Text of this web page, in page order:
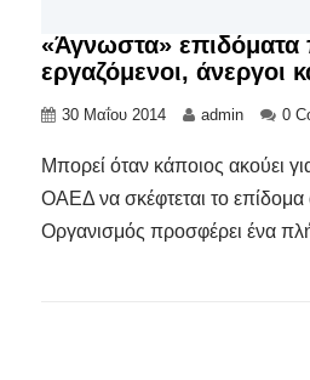
«Άγνωστα» επιδόματα
εργαζόμενοι, άνεργοι
30 Μαΐου 2014 admin 0
Μπορεί όταν κάποιος ακούει
ΟΑΕΔ να σκέφτεται το
Οργανισμός προσφέρει ένα